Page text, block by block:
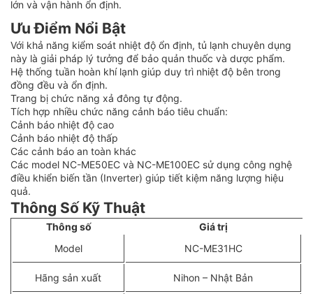
lớn và vận hành ổn định.
Ưu Điểm Nổi Bật
Với khả năng kiểm soát nhiệt độ ổn định, tủ lạnh chuyên dụng
này là giải pháp lý tưởng để bảo quản thuốc và dược phẩm.
Hệ thống tuần hoàn khí lạnh giúp duy trì nhiệt độ bên trong
đồng đều và ổn định.
Trang bị chức năng xả đông tự động.
Tích hợp nhiều chức năng cảnh báo tiêu chuẩn:
Cảnh báo nhiệt độ cao
Cảnh báo nhiệt độ thấp
Các cảnh báo an toàn khác
Các model NC-ME50EC và NC-ME100EC sử dụng công nghệ
điều khiển biến tần (Inverter) giúp tiết kiệm năng lượng hiệu
quả.
Thông Số Kỹ Thuật
Thông số
Giá trị
Model
NC-ME31HC
Hãng sản xuất Nihon – Nhật Bản